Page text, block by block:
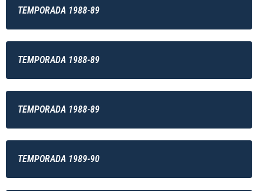
TEMPORADA 1988-89
TEMPORADA 1988-89
TEMPORADA 1988-89
TEMPORADA 1989-90